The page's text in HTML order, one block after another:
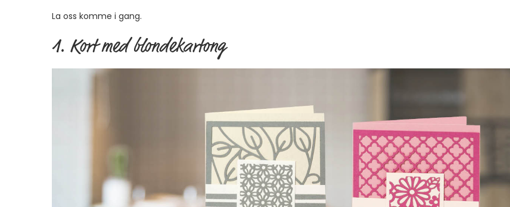
La oss komme i gang.
1. Kort med blondekartong